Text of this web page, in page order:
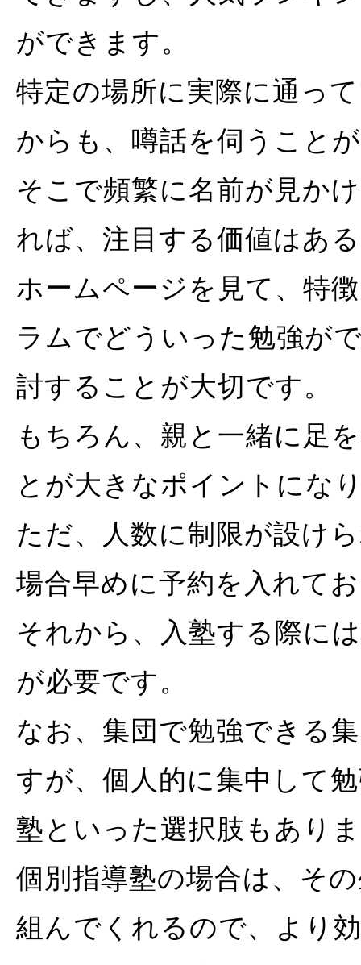
ができます。
特定の場所に実際に通っ
からも、噂話を伺うこと
そこで頻繁に名前が見か
れば、注目する価値はあ
ホームページを見て、特
ラムでどういった勉強が
討することが大切です。
もちろん、親と一緒に足
とが大きなポイントにな
ただ、人数に制限が設け
場合早めに予約を入れて
それから、入塾する際に
が必要です。
なお、集団で勉強できる
すが、個人的に集中して
塾といった選択肢もあり
個別指導塾の場合は、そ
組んでくれるので、より